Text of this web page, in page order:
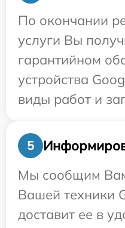
По окончании
услуги Вы
гарантийном
устройства
виды работ и
5
Мы сообщим
Вашей техники
доставит ее в